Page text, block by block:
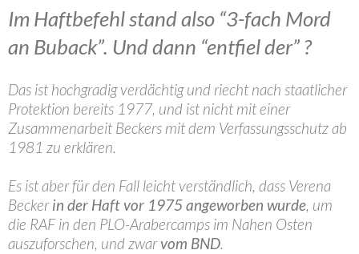
Im Haftbefehl stand also “3-fach Mord
an Buback”. Und dann “entfiel der” ?
Das ist hochgradig verdächtig und riecht nach staatlicher
Protektion bereits 1977, und ist nicht mit einer
Zusammenarbeit Beckers mit dem Verfassungsschutz ab
1981 zu erklären.
Es ist aber für den Fall leicht verständlich, dass Verena
Beckerin der Haft vor 1975 angeworben wurde, um
die RAF in den PLO-Arabercamps im Nahen Osten
auszuforschen, und zwarvom BND.